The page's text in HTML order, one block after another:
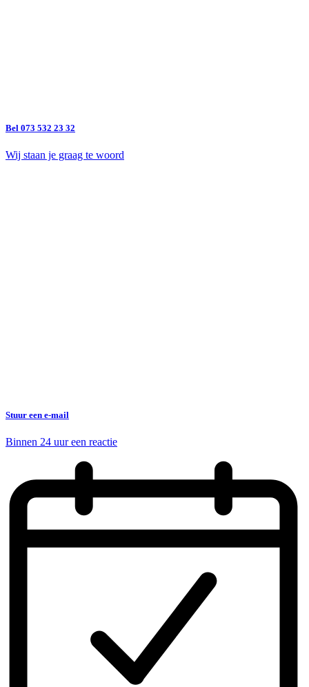
Bel 073 532 23 32
Wij staan je graag te woord
Stuur een e-mail
Binnen 24 uur een reactie